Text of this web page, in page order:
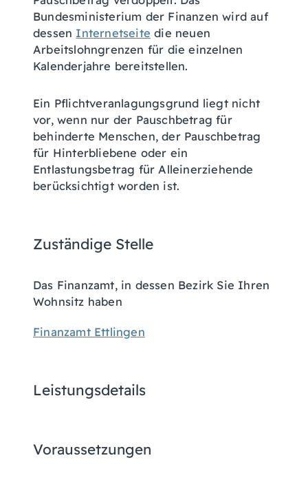
Bundesministerium der Finanzen wird auf
dessen Internetseite die neuen
Arbeitslohngrenzen für die einzelnen
Kalenderjahre bereitstellen.
Ein Pflichtveranlagungsgrund liegt nicht
vor, wenn nur der Pauschbetrag für
behinderte Menschen, der Pauschbetrag
für Hinterbliebene oder ein
Entlastungsbetrag für Alleinerziehende
berücksichtigt worden ist.
Zuständige Stelle
Das Finanzamt, in dessen Bezirk Sie Ihren
Wohnsitz haben
Finanzamt Ettlingen
Leistungsdetails
Voraussetzungen